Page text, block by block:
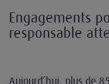
Engagements
responsable
Aujourd’hui, plus de